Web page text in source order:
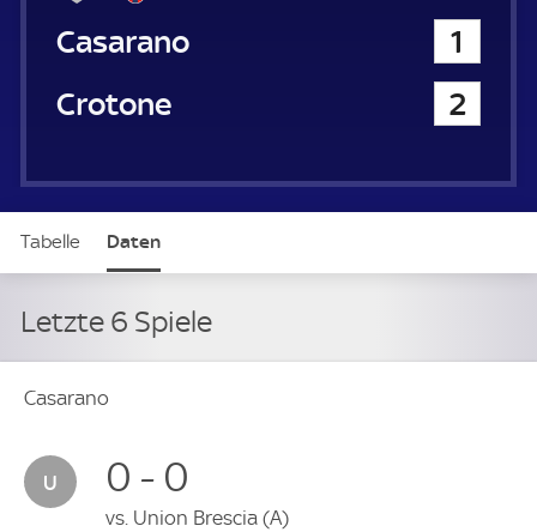
Casarano
1
FC Crotone
2
Tabelle Daten
Letzte 6 Spiele
Casarano
0 - 0
vs. Union Brescia (A)